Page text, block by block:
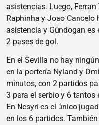
asistencias. Luego,
Raphinha y Joao Cancelo
asistencia y Gündogan es
2 pases de gol.
En el Sevilla no hay
en la portería Nyland y
minutos, con 2 partidos
3 para el serbio y 6 tantos
En-Nesyri es el único
en los 6 partidos.